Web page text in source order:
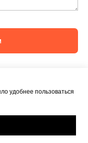
удобнее пользоваться